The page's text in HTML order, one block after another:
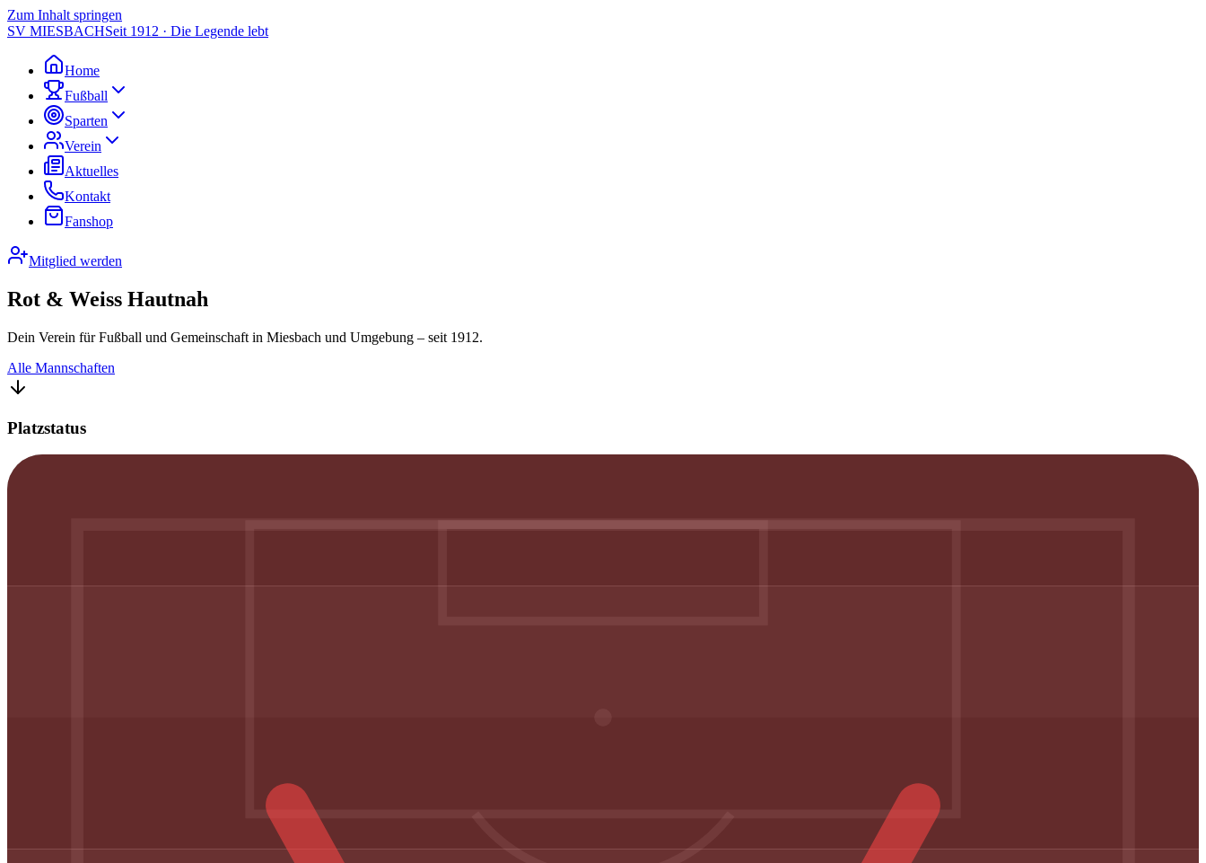
Zum Inhalt springen
SV MIESBACHSeit 1912 · Die Legende lebt
Home
Fußball
Sparten
Verein
Aktuelles
Kontakt
Fanshop
Mitglied werden
Rot & Weiss Hautnah
Dein Verein für Fußball und Gemeinschaft in Miesbach und Umgebung – seit 1912.
Alle Mannschaften
Platzstatus